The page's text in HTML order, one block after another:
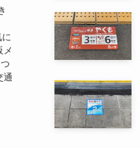
メ
通